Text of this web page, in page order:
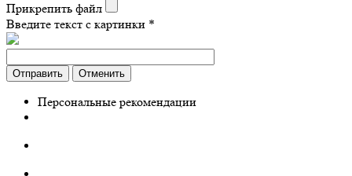
Прикрепить файл
Введите текст с картинки *
Отправить Отменить
Персональные рекомендации